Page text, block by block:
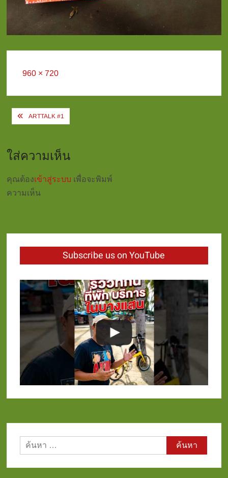
Full
960 × 720
PostARTTALK #1
ใส่ความเห็น
คุณต้องเข้าสู่ระบบ เพื่อจะพิมพ์
ความเห็น
Subscribe us on YouTube
ค้นหา
สำหรับ: